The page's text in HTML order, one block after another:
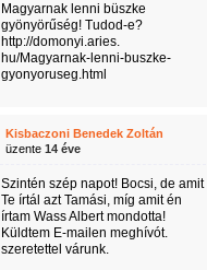
Magyarnak lenni büszke
gyönyörűség! Tudod-e?
http://domonyi.aries.
hu/Magyarnak-lenni-buszke-
gyonyoruseg.html
Kisbaczoni Benedek Zoltán
üzente 14 éve
Szintén szép napot! Bocsi, de amit
Te írtál azt Tamási, míg amit én
írtam Wass Albert mondotta!
Küldtem E-mailen meghívót.
szeretettel várunk.